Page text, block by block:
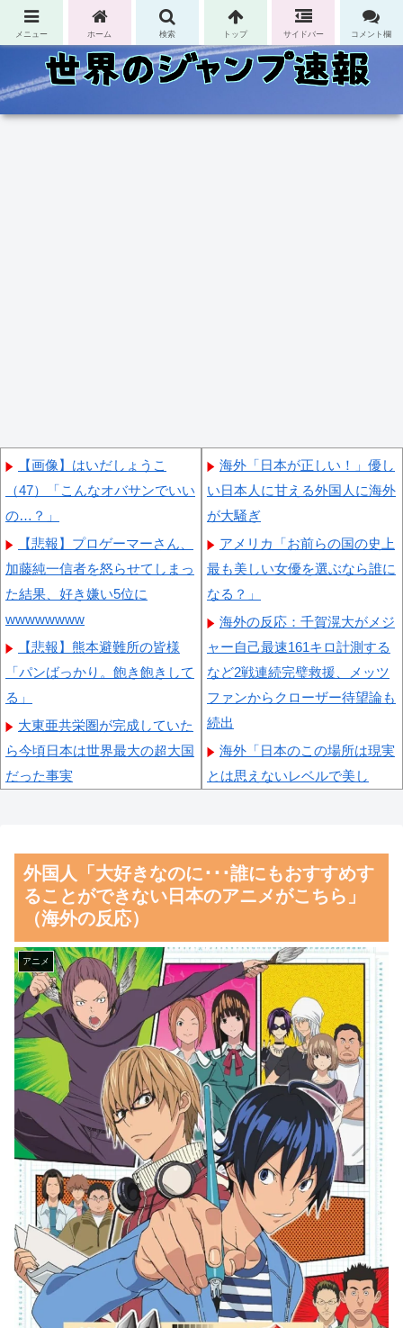
コンテンツへスキップ
【画像】はいだしょうこ
（47）「こんなオバサンでいい
の…？」
【悲報】プロゲーマーさん、
加藤純一信者を怒らせてしまっ
た結果、好き嫌い5位に
wwwwwwww
【悲報】熊本避難所の皆様
「パンばっかり。飽き飽きして
る」
大東亜共栄圏が完成していた
ら今頃日本は世界最大の超大国
だった事実
勧められた推し活民が反発、保
険代が勿体無いし事故起こした
として……
【朗報】齋藤飛鳥、前屈みで
完全に見えてる動画が拡散され
てしまう…
磁気嵐、地球由来のイオンが
主導…JAXAの衛星「あらせ」
が観測！
舌を絡ませて、唾液交換して
── ちゅっちゅしながらの濃厚
エッ画像♪
海外「日本よ、お前がナンバ
ーワンだ」 熊本地震直後の日
本の対応のスピードに世界が衝
撃
【画像】顔100点、体30点の
女ｗｗｗ
海外「日本が正しい！」優し
い日本人に甘える外国人に海外
が大騒ぎ
アメリカ「お前らの国の史上
最も美しい女優を選ぶなら誰に
なる？」
海外の反応：千賀滉大がメジ
ャー自己最速161キロ計測する
など2戦連続完璧救援、メッツ
ファンからクローザー待望論も
続出
海外「日本のこの場所は現実
とは思えないレベルで美し
応】
女性：“熊本で被災された人
たちへ300万円寄付しました”
がとう” 【海外の反応】
韓国人「日本がここまでの観
光大国に発展した本当の理由が
こちら…」→「昔から日本は愛
されてた…（ﾌﾞﾙﾌﾞﾙ」＝韓国
の反応
韓国人「韓国サッカー協会の
性接待報道、海外でも大騒ぎ
に・・・2002年W杯4強の記録
取り消しの声も」→「マジで国
の恥だ」「2002年まで疑う価値
がある」「国民や国が築いた国
格をサッカー選手が足で蹴り飛
ばすね」
韓国人「日本の柴犬くん散歩
外国人「大好きなのに･･･誰にもおすすめす
ることができない日本のアニメがこちら」
（海外の反応）
アニメ
メニュー ホーム 検索 トップ サイドバー コメント欄